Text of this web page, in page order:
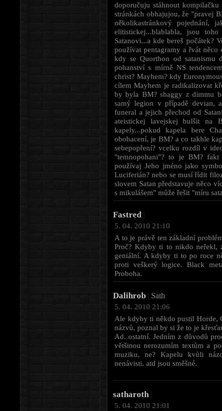
doporučuju stáhnout
stránkách obhajujou, že "pravej
několikastránkový pojednání,
elitistickej...blablabla, jsou
Satanovi...a kde bereš počátek?
používat pentagramy a řvát
kdy se Quorthon od satanismu
pohanství s mírně NS
christ? Mayhem? kdy
cílem Mayhem je radikalizovat
by byla BM? shaggy z dimmu
samý legion v případě devian,
funeral a jejich přechod od
ateistickej lavejskej bulšit na
kapely...pokud kapela bere
obohacení, je BM? a co takhle
sebepopření? vcelku rozdíl v
"temnopohani"? to je BM?
používaj Jeho jméno jako
Luciferián? nebo se musí řídit
slovem Satan představuje něco
s mikulášem" může řešit "míru
Fastred |
5. 04. 2010 21:10
A to je právě ten základní
Proč? Kdyby ti to nikdo
geniální. A kdyby ti to po roce
proti veškerý logice. Black
Proboha.
Dalihrob | Sath
5. 04. 2010 21:06
Ale kdyby ti někdo pustil Horde,
názvů, poznal by si že to je
Ad. ostatní. Jedním z důvodů
většinou nerozumím textům a
muziku, ne? Kapelu kvůli
nenávisti. atd jsou směšné.
satharoth |
5. 04. 2010 21:01